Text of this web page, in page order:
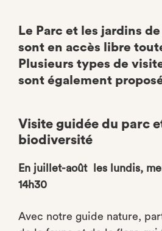
Le Parc et les jardins
sont en accès libre
Plusieurs types de
sont également
Visite guidée du parc
biodiversité
En juillet-août les lundis,
14h30
Avec notre guide nature,